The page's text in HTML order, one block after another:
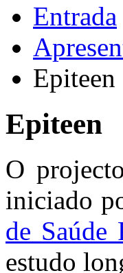
Entrada
Epiteen
Epiteen
O
iniciado
de Saúde
estudo